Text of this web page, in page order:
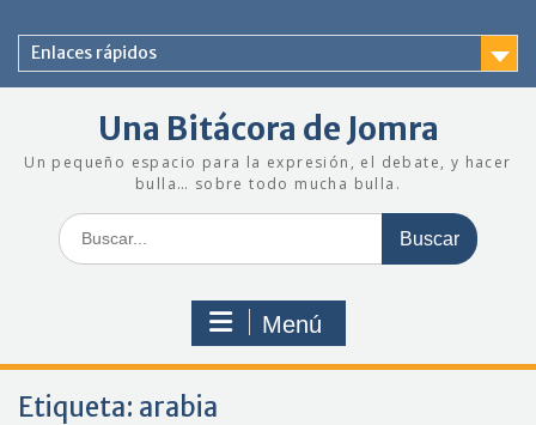
contenido
Enlaces rápidos
Una Bitácora de Jomra
Un pequeño espacio para la expresión, el debate, y hacer
bulla… sobre todo mucha bulla.
Buscar:
Menú
Etiqueta: arabia